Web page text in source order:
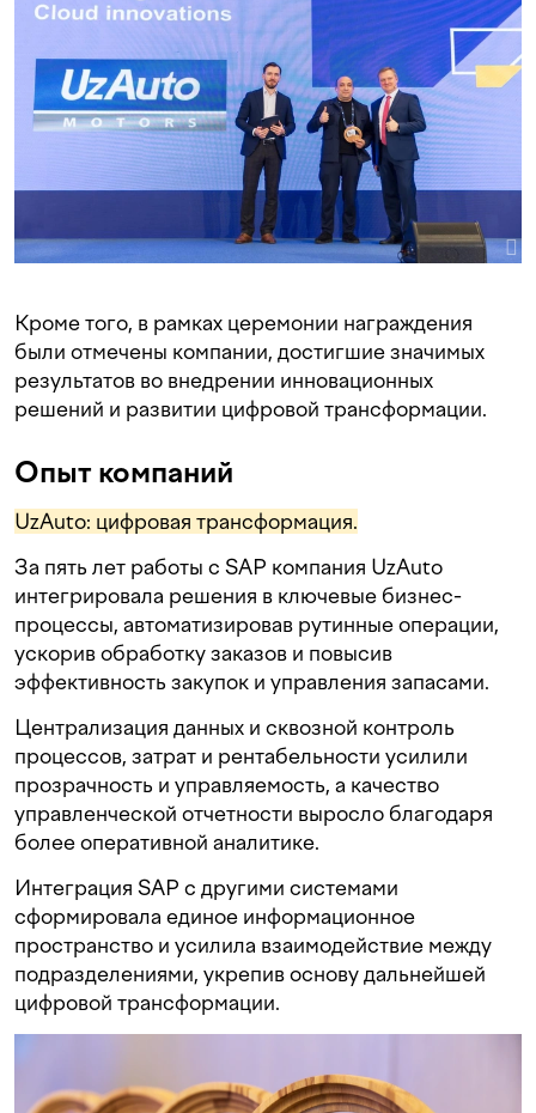
Кроме того, в рамках церемонии награждения
были отмечены компании, достигшие значимых
результатов во внедрении инновационных
решений и развитии цифровой трансформации.
Опыт компаний
UzAuto: цифровая трансформация.
За пять лет работы с SAP компания UzAuto
интегрировала решения в ключевые бизнес-
процессы, автоматизировав рутинные операции,
ускорив обработку заказов и повысив
эффективность закупок и управления запасами.
Централизация данных и сквозной контроль
процессов, затрат и рентабельности усилили
прозрачность и управляемость, а качество
управленческой отчетности выросло благодаря
более оперативной аналитике.
Интеграция SAP с другими системами
сформировала единое информационное
пространство и усилила взаимодействие между
подразделениями, укрепив основу дальнейшей
цифровой трансформации.